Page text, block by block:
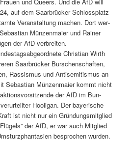
auf dem Saar­brück­er Schloss­platz
Ver­anstal­tung machen. Dort wer­
Münzen­maier und Rain­er
der AfD ver­bre­it­en.
Chris­t­ian Wirth
Saar­brück­er Burschen­schaften,
Ras­sis­mus und Anti­semitismus an
Sebas­t­ian Münzen­maier kommt nicht
der AfD im Bun­
Hooli­gan. Der bay­erische
ist nicht nur ein Grün­dungsmit­glied
der AfD, er war auch Mit­glied
besprochen wur­den.